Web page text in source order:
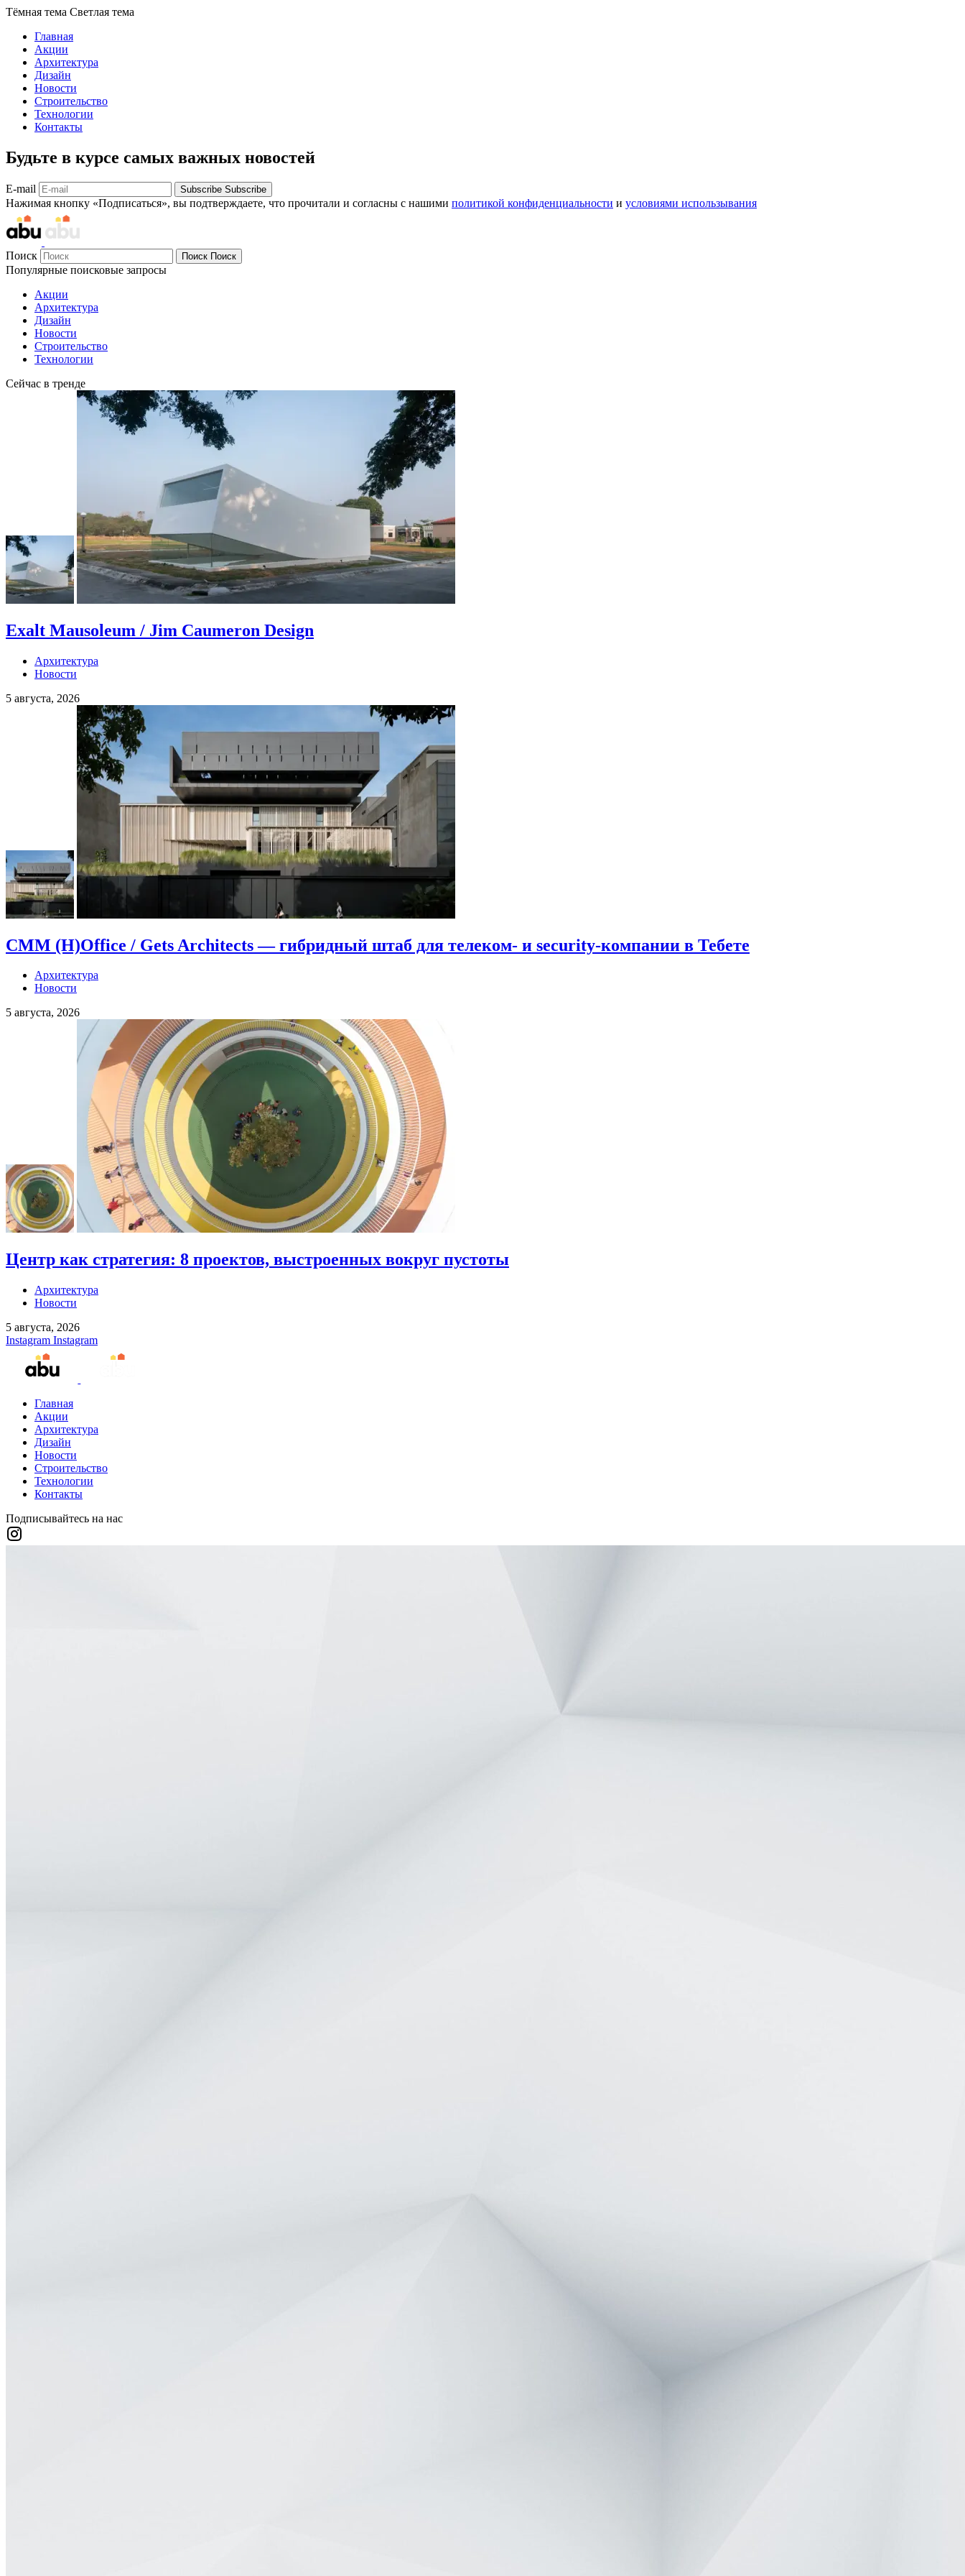
Тёмная тема Светлая тема
Главная
Акции
Архитектура
Дизайн
Новости
Строительство
Технологии
Контакты
Будьте в курсе самых важных новостей
E-mail Subscribe Subscribe
Нажимая кнопку «Подписаться», вы подтверждаете, что прочитали и согласны с нашими политикой конфиденциальности и условиями использывания
Поиск Поиск Поиск
Популярные поисковые запросы
Акции
Архитектура
Дизайн
Новости
Строительство
Технологии
Сейчас в тренде
Exalt Mausoleum / Jim Caumeron Design
Архитектура
Новости
5 августа, 2026
CMM (H)Office / Gets Architects — гибридный штаб для телеком- и security-компании в Тебете
Архитектура
Новости
5 августа, 2026
Центр как стратегия: 8 проектов, выстроенных вокруг пустоты
Архитектура
Новости
5 августа, 2026
Instagram Instagram
Главная
Акции
Архитектура
Дизайн
Новости
Строительство
Технологии
Контакты
Подписывайтесь на нас